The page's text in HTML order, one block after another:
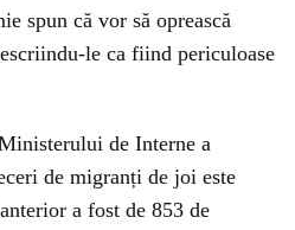
spun că vor să oprească
le ca fiind periculoase
de Interne a
de migranți de joi este
a fost de 853 de